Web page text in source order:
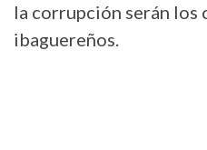
la corrupción serán
ibaguereños.